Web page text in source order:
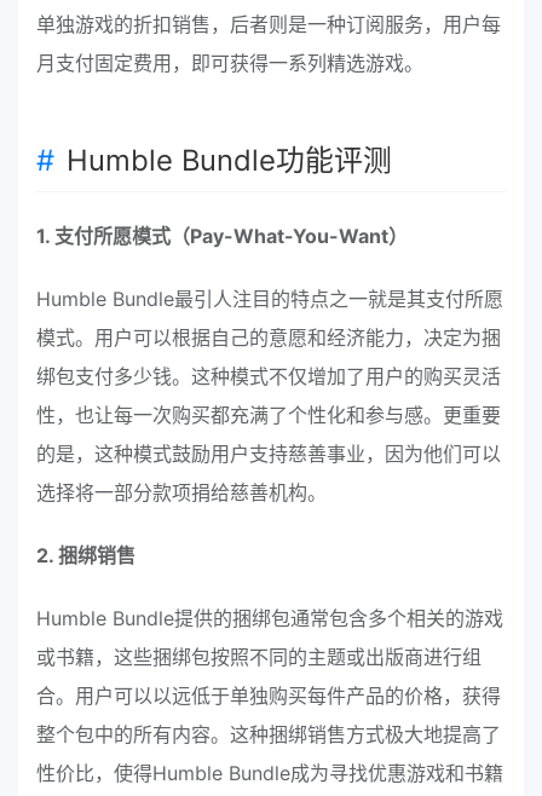
单独游戏的折扣销售，后者则是一种订阅服务，用户每
月支付固定费用，即可获得一系列精选游戏。
Humble Bundle功能评测
1. 支付所愿模式（Pay-What-You-Want）
Humble Bundle最引人注目的特点之一就是其支付所愿
模式。用户可以根据自己的意愿和经济能力，决定为捆
绑包支付多少钱。这种模式不仅增加了用户的购买灵活
性，也让每一次购买都充满了个性化和参与感。更重要
的是，这种模式鼓励用户支持慈善事业，因为他们可以
选择将一部分款项捐给慈善机构。
2. 捆绑销售
Humble Bundle提供的捆绑包通常包含多个相关的游戏
或书籍，这些捆绑包按照不同的主题或出版商进行组
合。用户可以以远低于单独购买每件产品的价格，获得
整个包中的所有内容。这种捆绑销售方式极大地提高了
性价比，使得Humble Bundle成为寻找优惠游戏和书籍